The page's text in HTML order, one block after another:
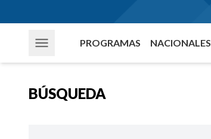
PROGRAMAS NACIONALES
BÚSQUEDA